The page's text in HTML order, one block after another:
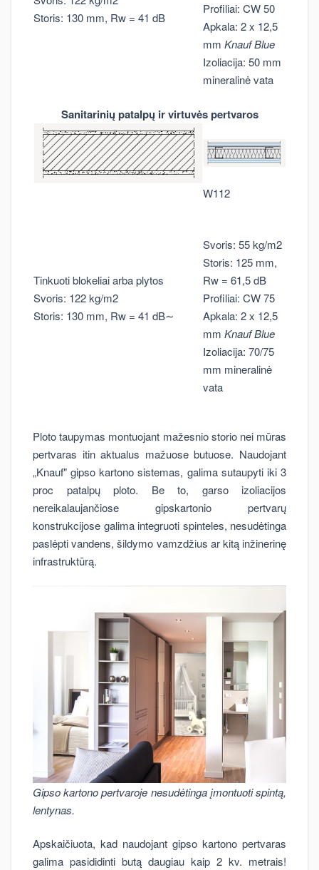
Storis: 130 mm, Rw = 41 dB
Profiliai: CW 50
Apkala: 2 x 12,5
mm Knauf Blue
Izoliacija: 50 mm
mineralinė vata
Sanitarinių patalpų ir virtuvės pertvaros
Tinkuoti blokeliai arba plytos
Svoris: 122 kg/m2
Storis: 130 mm, Rw = 41 dB∼
W112
Svoris: 55 kg/m2
Storis: 125 mm,
Rw = 61,5 dB
Profiliai: CW 75
Apkala: 2 x 12,5
mm Knauf Blue
Izoliacija: 70/75
mm mineralinė
vata
Ploto taupymas montuojant mažesnio storio nei mūras
pertvaras itin aktualus mažuose butuose. Naudojant
„Knauf" gipso kartono sistemas, galima sutaupyti iki 3
proc patalpų ploto. Be to, garso izoliacijos
nereikalaujančiose gipskartonio pertvarų
konstrukcijose galima integruoti spinteles, nesudėtinga
paslėpti vandens, šildymo vamzdžius ar kitą inžinerinę
infrastruktūrą.
Gipso kartono pertvaroje nesudėtinga įmontuoti spintą,
lentynas.
Apskaičiuota, kad naudojant gipso kartono pertvaras
galima pasididinti butą daugiau kaip 2 kv. metrais!